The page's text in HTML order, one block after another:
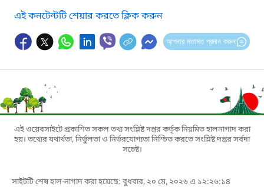
এই কনটেন্টটি শেয়ার করতে ক্লিক করুন
আপনার মতামত প্রদান করুন
এই ওয়েবসাইটে প্রকাশিত সকল তথ্য সংশ্লিষ্ট দপ্তর কর্তৃক নিয়মিত হালনাগাদ করা
হয়। তথ্যের যথার্থতা, নির্ভুলতা ও নির্ভরযোগ্যতা নিশ্চিত করতে সংশ্লিষ্ট দপ্তর সর্বদা
সচেষ্ট।
সাইটটি শেষ হাল-নাগাদ করা হয়েছে: বুধবার, ২০ মে, ২০২৬ এ ১২:২৬:১৪